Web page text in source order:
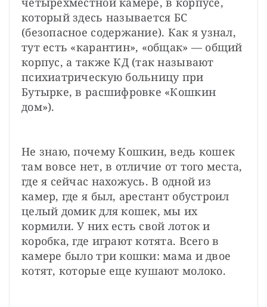
который здесь называется БС
(безопасное содержание). Как я узнал,
тут есть «карантин», «общак» — общий
корпус, а также КД (так называют
психиатрическую больницу при
Бутырке, в расшифровке «Кошкин
дом»).
Не знаю, почему Кошкин, ведь кошек
там вовсе нет, в отличие от того места,
где я сейчас нахожусь. В одной из
камер, где я был, арестант обустроил
целый домик для кошек, мы их
кормили. У них есть свой лоток и
коробка, где играют котята. Всего в
камере было три кошки: мама и двое
котят, которые еще кушают молоко.